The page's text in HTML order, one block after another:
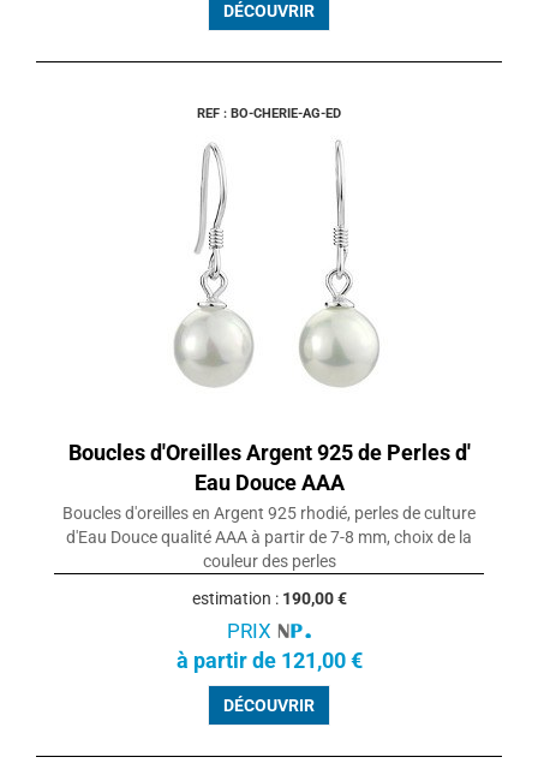
DÉCOUVRIR
REF : BO-CHERIE-AG-ED
Boucles d'Oreilles Argent 925 de Perles d'
Eau Douce AAA
Boucles d'oreilles en Argent 925 rhodié, perles de culture
d'Eau Douce qualité AAA à partir de 7-8 mm, choix de la
couleur des perles
estimation : 190,00 €
PRIX
à partir de 121,00 €
DÉCOUVRIR